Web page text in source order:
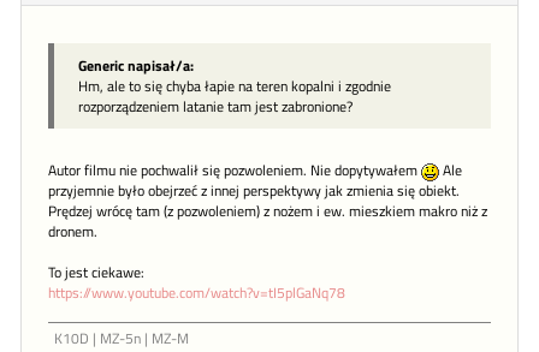
Generic napisał/a:
Hm, ale to się chyba łapie na teren kopalni i zgodnie
rozporządzeniem latanie tam jest zabronione?
Autor filmu nie pochwalił się pozwoleniem. Nie dopytywałem
Ale
przyjemnie było obejrzeć z innej perspektywy jak zmienia się obiekt.
Prędzej wrócę tam (z pozwoleniem) z nożem i ew. mieszkiem makro niż z
dronem.
To jest ciekawe:
https://www.youtube.com/watch?v=tI5plGaNq78
K10D | MZ-5n | MZ-M